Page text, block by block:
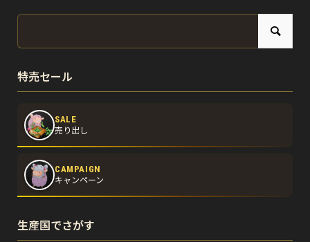
特売セール
SALE
売り出し
CAMPAIGN
キャンペーン
生産国でさがす